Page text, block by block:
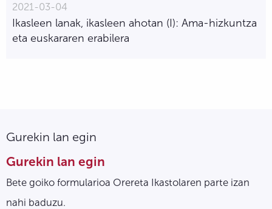
2021-03-04
Ikasleen lanak, ikasleen ahotan (I): Ama-hizkuntza
eta euskararen erabilera
Gurekin lan egin
Gurekin lan egin
Bete goiko formularioa Orereta Ikastolaren parte izan
nahi baduzu.